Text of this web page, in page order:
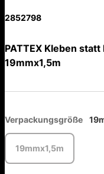
2852798
PATTEX Kleben
19mmx1,5m
Verpackungsgröße
19mmx1,5m